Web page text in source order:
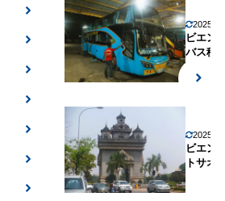
2025年
ビエン
バス移
2025年
ビエン
トサオ